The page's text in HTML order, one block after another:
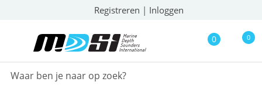
Registreren | Inloggen
0 0